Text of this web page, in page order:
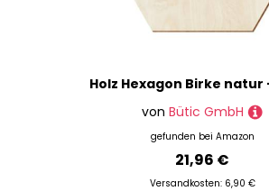
von Bütic GmbH
gefunden bei Amazon
21,96 €
Versandkosten: 6,90 €